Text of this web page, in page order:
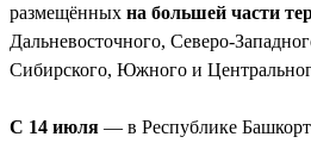
размещённых на большей части
Дальневосточного, Северо-
Сибирского, Южного и
С 14 июля — в Республике